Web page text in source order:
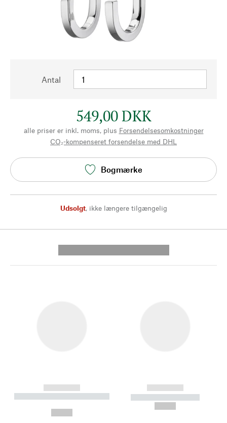
Antal
549,00 DKK
alle priser er inkl. moms, plus Forsendelsesomkostninger
CO₂-kompenseret forsendelse med DHL
Bogmærke
Udsolgt, ikke længere tilgængelig
------------
----------- ----------- --------
------------
----------- -----------